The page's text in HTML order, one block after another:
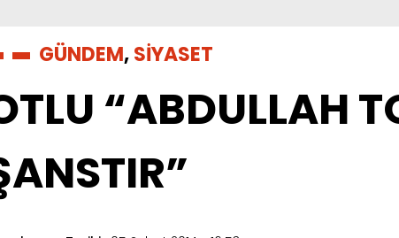
GÜNDEM,SİYASET
“ABDULLAH